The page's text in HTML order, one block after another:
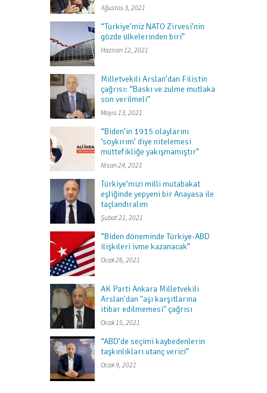
Ağustos 3, 2021
“Türkiye’miz NATO Zirvesi’nin
gözde ülkelerinden biri”
Haziran 12, 2021
Milletvekili Arslan’dan Filistin
çağrısı: “Baskı ve zulme mutlaka
son verilmeli”
Mayıs 13, 2021
“Biden’in 1915 olaylarını
‘soykırım’ diye nitelemesi
müttefikliğe yakışmamıştır”
Nisan 24, 2021
Türkiye’mizi milli mutabakat
eşliğinde yepyeni bir Anayasa ile
taçlandıralım
Şubat 21, 2021
“Biden döneminde Türkiye-ABD
ilişkileri ivme kazanacak”
Ocak 26, 2021
AK Parti Ankara Milletvekili
Arslan'dan "aşı karşıtlarına
itibar edilmemesi" çağrısı
Ocak 15, 2021
“ABD’de seçimi kaybedenlerin
taşkınlıkları utanç verici”
Ocak 9, 2021